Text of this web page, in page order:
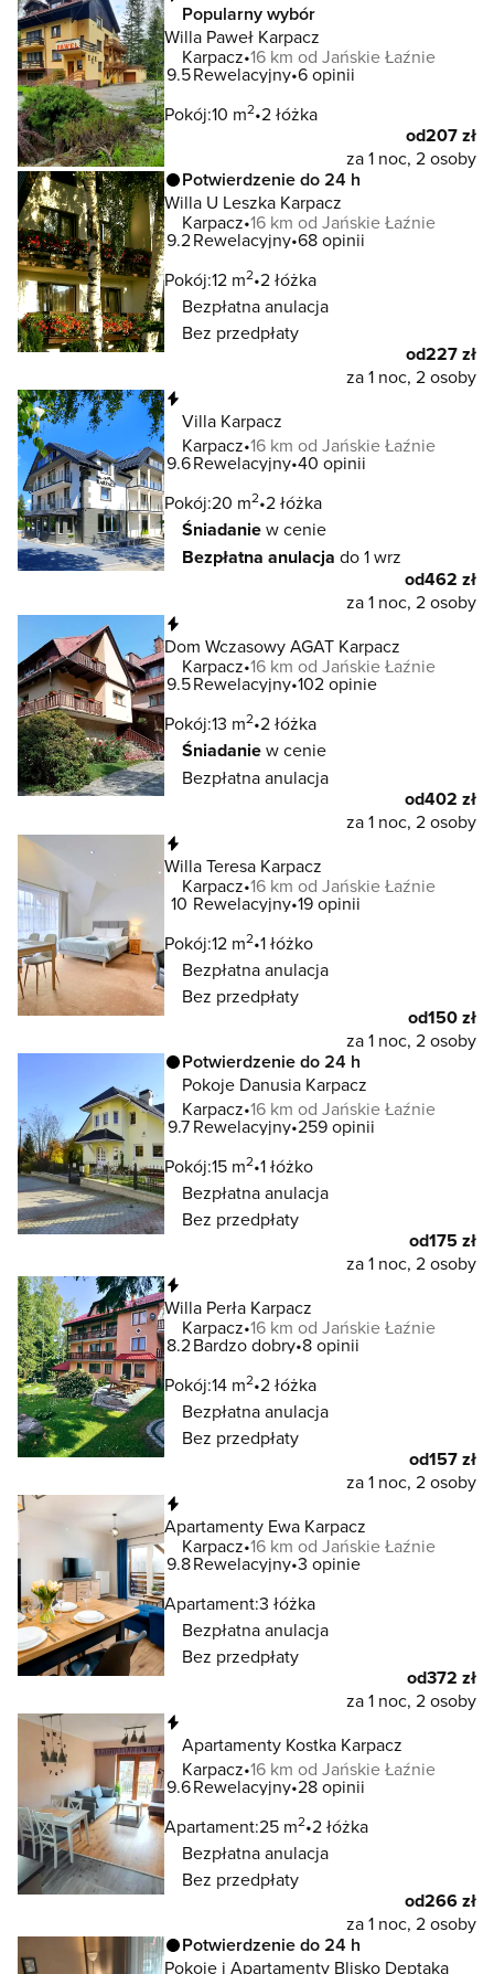
Popularny wybór
Willa Paweł Karpacz
Karpacz 16 km od Jańskie Łaźnie
9.5Rewelacyjny 6 opinii
Pokój:10 m2 2 łóżka
od207 zł
za 1 noc, 2 osoby
Potwierdzenie do 24 h
Willa U Leszka Karpacz
Karpacz 16 km od Jańskie Łaźnie
9.2Rewelacyjny 68 opinii
Pokój:12 m2 2 łóżka
Bezpłatna anulacja
Bez przedpłaty
od227 zł
za 1 noc, 2 osoby
Villa Karpacz
Karpacz 16 km od Jańskie Łaźnie
9.6Rewelacyjny 40 opinii
Pokój:20 m2 2 łóżka
Śniadaniew cenie
Bezpłatna anulacja do 1 wrz
od462 zł
za 1 noc, 2 osoby
Dom Wczasowy AGAT Karpacz
Karpacz 16 km od Jańskie Łaźnie
9.5Rewelacyjny 102 opinie
Pokój:13 m2 2 łóżka
Śniadaniew cenie
Bezpłatna anulacja
od402 zł
za 1 noc, 2 osoby
Willa Teresa Karpacz
Karpacz 16 km od Jańskie Łaźnie
10 Rewelacyjny 19 opinii
Pokój:12 m2 1 łóżko
Bezpłatna anulacja
Bez przedpłaty
od150 zł
za 1 noc, 2 osoby
Potwierdzenie do 24 h
Pokoje Danusia Karpacz
Karpacz 16 km od Jańskie Łaźnie
9.7Rewelacyjny 259 opinii
Pokój:15 m2 1 łóżko
Bezpłatna anulacja
Bez przedpłaty
od175 zł
za 1 noc, 2 osoby
Willa Perła Karpacz
Karpacz 16 km od Jańskie Łaźnie
8.2Bardzo dobry 8 opinii
Pokój:14 m2 2 łóżka
Bezpłatna anulacja
Bez przedpłaty
od157 zł
za 1 noc, 2 osoby
Apartamenty Ewa Karpacz
Karpacz 16 km od Jańskie Łaźnie
9.8Rewelacyjny 3 opinie
Apartament:3 łóżka
Bezpłatna anulacja
Bez przedpłaty
od372 zł
za 1 noc, 2 osoby
Apartamenty Kostka Karpacz
Karpacz 16 km od Jańskie Łaźnie
9.6Rewelacyjny 28 opinii
Apartament:25 m2 2 łóżka
Bezpłatna anulacja
Bez przedpłaty
od266 zł
za 1 noc, 2 osoby
Potwierdzenie do 24 h
Pokoje i Apartamenty Blisko Deptaka